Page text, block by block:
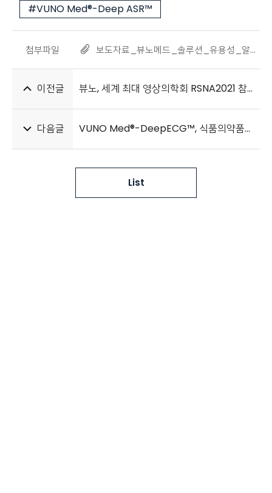
#VUNO Med®-Deep ASR™
첨부파일 보도자료_뷰노메드_솔루션_유용성_알리는_웨비나_개최_20211122.pdf
이전글 뷰노, 세계 최대 영상의학회 RSNA2021 참가
다음글 VUNO Med®-DeepECG™, 식품의약품안전처 혁신의료기기 지정
List